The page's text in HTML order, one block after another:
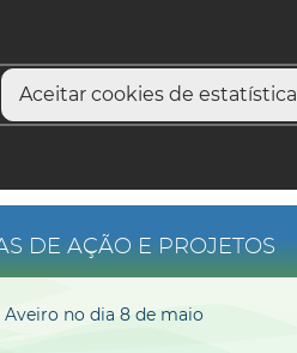
Aceitar cookies de estatística
DE AÇÃO E PROJETOS
no dia 8 de maio